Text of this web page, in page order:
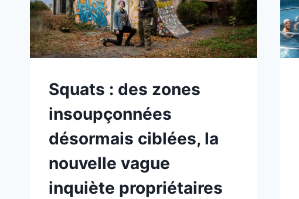
Squats : des zones
insoupçonnées
désormais ciblées, la
nouvelle vague
inquiète propriétaires